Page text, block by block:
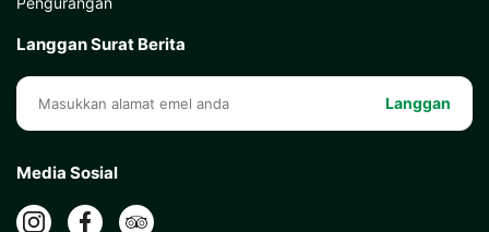
Langgan Surat Berita
Langgan
Media Sosial